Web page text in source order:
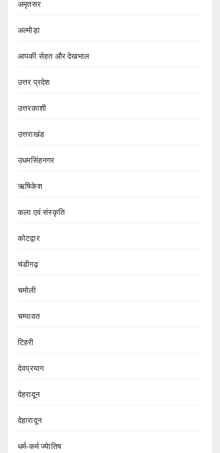
अमृतसर
अल्मोड़ा
आपकी सेहत और देखभाल
उत्तर प्रदेश
उत्तरकाशी
उत्तराखंड
उधमसिंहनगर
ऋषिकेश
कला एवं संस्कृति
कोटद्वार
चंडीगढ़
चमोली
चम्पावत
टिहरी
देवप्रयाग
देहरादून
देहारादून
धर्म-कर्म ज्येातिष